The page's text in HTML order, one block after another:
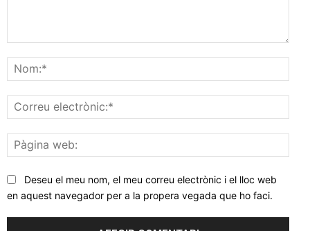
web:
Deseu el meu nom, el meu correu electrònic i el lloc web
en aquest navegador per a la propera vegada que ho faci.